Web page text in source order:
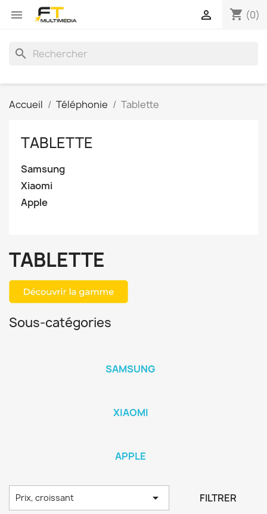
 shopping_cart (0)

search
Accueil Téléphonie Tablette
TABLETTE
Samsung
Xiaomi
Apple
TABLETTE
Sous-catégories
SAMSUNG
XIAOMI
APPLE
Prix, croissant  FILTRER